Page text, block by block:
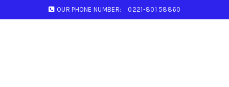
OUR PHONE NUMBER: 0221-801 58860